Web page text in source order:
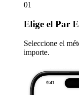
01
Elige el Par
Seleccione el
importe.